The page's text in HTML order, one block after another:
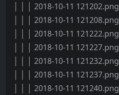
│ │ │ 2018-10-11 121202.png
│ │ │ 2018-10-11 121208.png
│ │ │ 2018-10-11 121222.png
│ │ │ 2018-10-11 121227.png
│ │ │ 2018-10-11 121232.png
│ │ │ 2018-10-11 121237.png
│ │ │ 2018-10-11 121240.png